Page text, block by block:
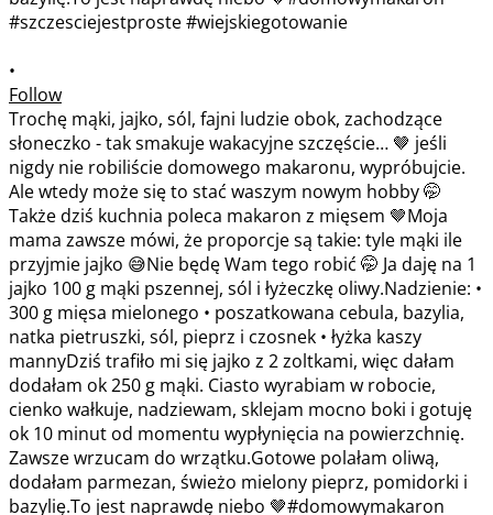
•
Follow
Trochę mąki, jajko, sól, fajni ludzie obok, zachodzące
słoneczko - tak smakuje wakacyjne szczęście… 🤎 jeśli
nigdy nie robiliście domowego makaronu, wypróbujcie.
Ale wtedy może się to stać waszym nowym hobby 🤭
Także dziś kuchnia poleca makaron z mięsem 🤎Moja
mama zawsze mówi, że proporcje są takie: tyle mąki ile
przyjmie jajko 😅Nie będę Wam tego robić 🤭 Ja daję na 1
jajko 100 g mąki pszennej, sól i łyżeczkę oliwy.Nadzienie: •
300 g mięsa mielonego • poszatkowana cebula, bazylia,
natka pietruszki, sól, pieprz i czosnek • łyżka kaszy
mannyDziś trafiło mi się jajko z 2 zoltkami, więc dałam
dodałam ok 250 g mąki. Ciasto wyrabiam w robocie,
cienko wałkuje, nadziewam, sklejam mocno boki i gotuję
ok 10 minut od momentu wypłynięcia na powierzchnię.
Zawsze wrzucam do wrzątku.Gotowe polałam oliwą,
dodałam parmezan, świeżo mielony pieprz, pomidorki i
bazylię.To jest naprawdę niebo 🤎#domowymakaron